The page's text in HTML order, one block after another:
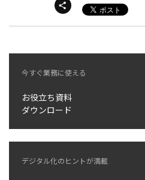
今すぐ業務に使える
お役立ち資料
ダウンロード
デジタル化のヒントが満載